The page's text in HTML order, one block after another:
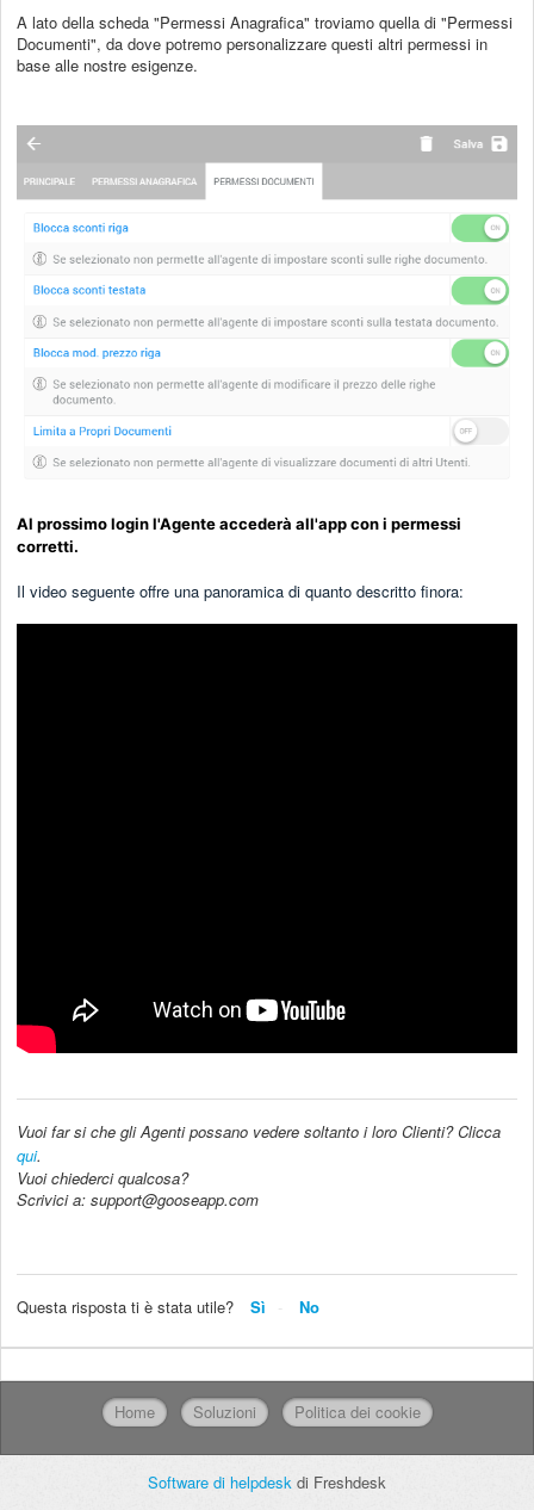
A lato della scheda "Permessi Anagrafica" troviamo quella di "Permessi
Documenti", da dove potremo personalizzare questi altri permessi in
base alle nostre esigenze.
Al prossimo loginl'Agente accederà all'app con i permessi
corretti.
Il video seguente offre una panoramica di quanto descritto finora:
Vuoi far si che gli Agenti possano vedere soltanto i loro Clienti? Clicca
qui.
Vuoi chiederci qualcosa?
Scrivici a: support@gooseapp.com
Questa risposta ti è stata utile? Sì No
Home Soluzioni Politica dei cookie
Software di helpdesk di Freshdesk